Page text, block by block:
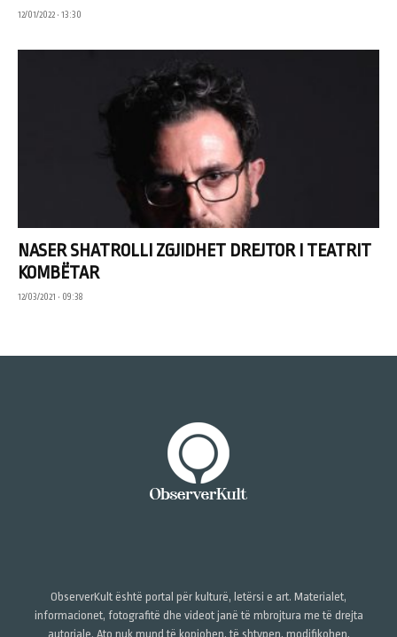
12/01/2022 • 13:30
NASER SHATROLLI ZGJIDHET DREJTOR I TEATRIT
KOMBËTAR
12/03/2021 • 09:38
ObserverKult është portal për kulturë, letërsi e art. Materialet,
informacionet, fotografitë dhe videot janë të mbrojtura me të drejta
autoriale. Ato nuk mund të kopjohen, të shtypen, modifikohen,